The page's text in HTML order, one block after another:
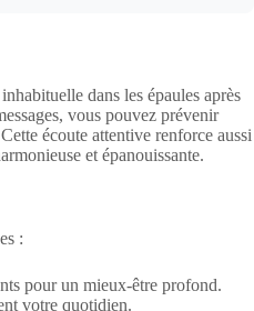
dans les épaules après
vous pouvez prévenir
écoute attentive renforce aussi
et épanouissante.
:
pour un mieux-être profond.
votre quotidien.